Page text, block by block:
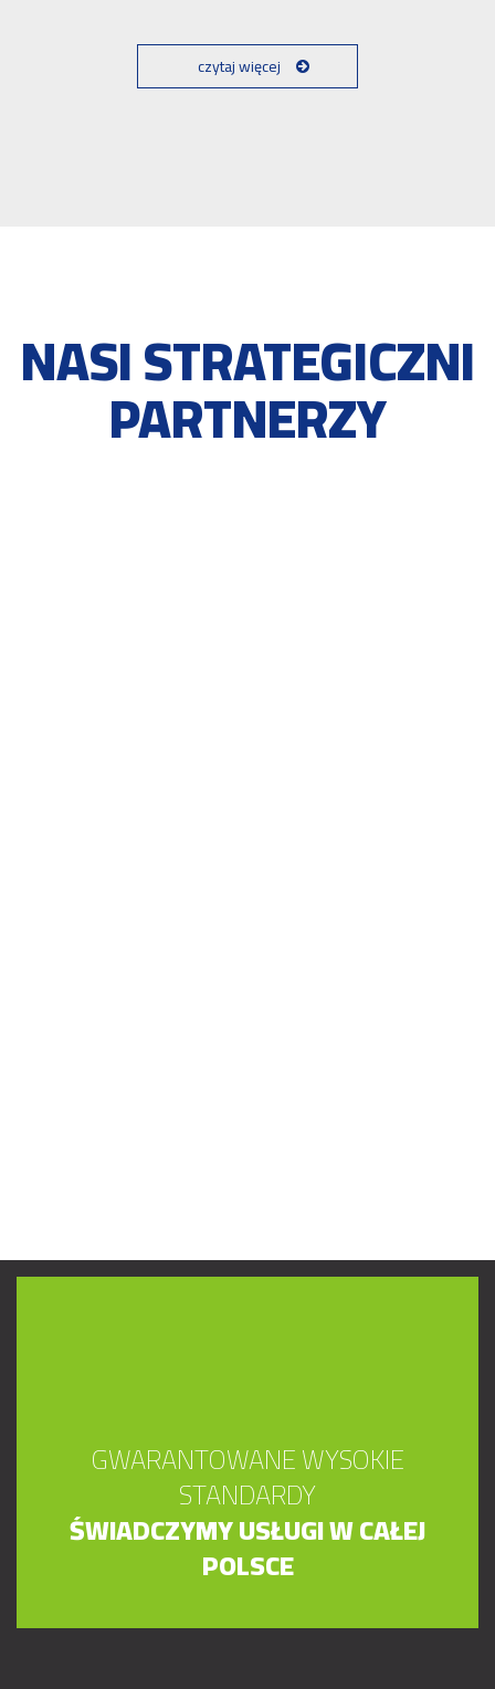
czytaj więcej
NASI STRATEGICZNI
PARTNERZY
GWARANTOWANE WYSOKIE
STANDARDY
ŚWIADCZYMY USŁUGI W CAŁEJ
POLSCE